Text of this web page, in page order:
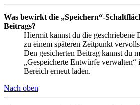
Was bewirkt die „Speichern“-
Beitrags?
Hiermit kannst du die geschriebene
zu einem späteren Zeitpunkt
Den gesicherten Beitrag kannst du
„Gespeicherte Entwürfe verwalten“
Bereich erneut laden.
Nach oben